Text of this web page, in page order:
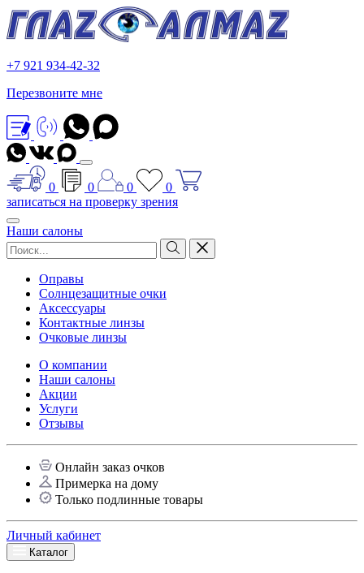
+7 921 934-42-32
Перезвоните мне
0 0 0
0
записаться на проверку зрения
Наши салоны
Оправы
Солнцезащитные очки
Аксессуары
Контактные линзы
Очковые линзы
О компании
Наши салоны
Акции
Услуги
Отзывы
Онлайн заказ очков
Примерка на дому
Только подлинные товары
Личный кабинет
Каталог